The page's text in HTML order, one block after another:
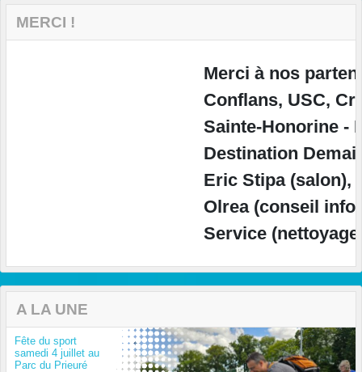
MERCI !
Merci à nos
Conflans, USC,
Sainte-Honorine -
Destination
Eric Stipa (salon),
Olrea (conseil
Service (nettoyage).
A LA UNE
Fête du sport
samedi 4 juillet au
Parc du Prieuré